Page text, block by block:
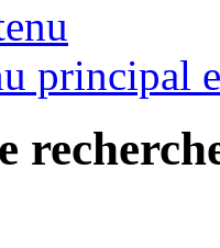
principal